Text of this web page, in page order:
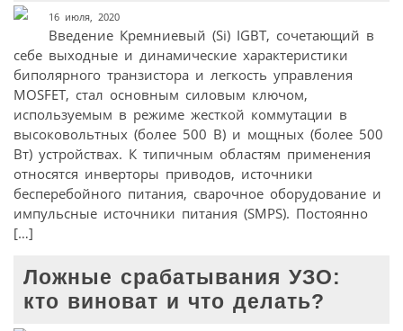
16 июля, 2020
Введение Кремниевый (Si) IGBT, сочетающий в
себе выходные и динамические характеристики
биполярного транзистора и легкость управления
MOSFET, стал основным силовым ключом,
используемым в режиме жесткой коммутации в
высоковольтных (более 500 В) и мощных (более 500
Вт) устройствах. К типичным областям применения
относятся инверторы приводов, источники
бесперебойного питания, сварочное оборудование и
импульсные источники питания (SMPS). Постоянно
[…]
Ложные срабатывания УЗО:
кто виноват и что делать?